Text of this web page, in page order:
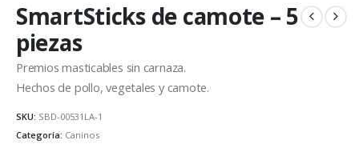
SmartSticks de camote – 5
piezas
Premios masticables sin carnaza.
Hechos de pollo, vegetales y camote.
SKU: SBD-00531LA-1
Categoría: Caninos